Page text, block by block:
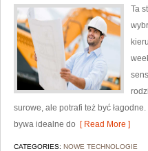
Ta
surowe, ale potrafi też być
bywa idealne do [ Read More ]
CATEGORIES: NOWE TECHNOLOGIE